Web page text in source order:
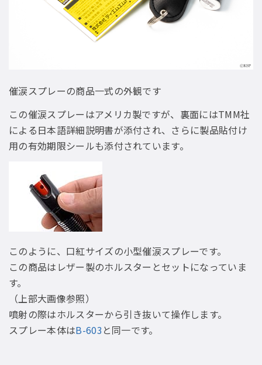
催涙スプレーの商品一式の外観です
この催涙スプレーはアメリカ製ですが、裏面にはTMM社
による日本語詳細説明書が添付され、さらに製品貼付け
用の有効期限シールも添付されています。
このように、口紅サイズの小型催涙スプレーです。
この商品はレザー製のホルスターとセットになっていま
す。
（上部大画像参照）
噴射の際はホルスターから引き抜いて操作します。
スプレー本体はB-603 と同一です。